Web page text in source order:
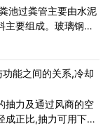
池过粪管主要由水泥
主要组成。玻璃钢净
体，利用玻璃钢所
能之间的关系,冷却
抽力及通过风商的空
成正比,抽力可用下列